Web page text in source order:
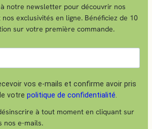
notre newsletter pour découvrir nos
exclusivités en ligne. Bénéficiez de 10
sur votre première commande.
vos e-mails et confirme avoir pris
votre politique de confidentialité
à tout moment en cliquant sur
nos e-mails.